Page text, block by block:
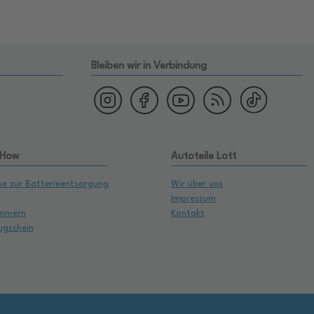
Bleiben wir in Verbindung
zur Batterieentsorgung
Autoteile Lott
Wir über uns
Impressum
Kontakt